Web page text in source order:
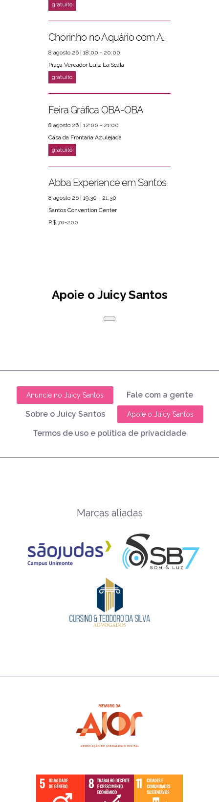
Chorinho no Aquário com Amigos da Música e Mari Torres
8 agosto 26 | 18:00 - 20:00
Praça Vereador Luiz La Scala
Feira Gráfica OBA-OBA
8 agosto 26 | 12:00 - 21:00
Casa da Frontaria Azulejada
Abba Experience em Santos
8 agosto 26 | 19:30 - 21:30
Santos Convention Center
R$ 70-200
Apoie o Juicy Santos
Anuncie no Juicy Santos Fale com a gente
Sobre o Juicy Santos Apoie o Juicy Santos
Termos de uso e política de privacidade
Marcas aliadas